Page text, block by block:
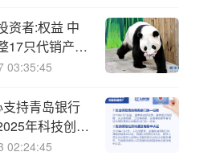
资者:权益 中
17只代销产品
03:35:45
持青岛银行
年科技创新
02:24:45